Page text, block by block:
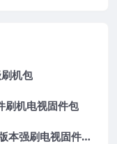
机包
刷机电视固件包
TCL电视V8-S38AT01-LF1V123版本强刷电视固件包下载